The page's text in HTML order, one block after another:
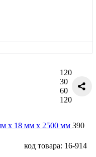
120
30
60
120
х 18 мм х 2500 мм 390
код товара: 16-914